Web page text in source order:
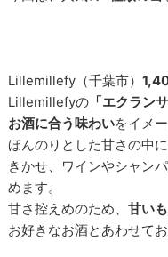
Lillemillefy（千葉市）
Lillemillefyの 「エクラン
お酒に合う味わいをイメ
ほんのりとした甘さの中
きかせ、ワインやシャン
めます。
甘さ控えめのため、甘い
お好きなお酒とあわせて